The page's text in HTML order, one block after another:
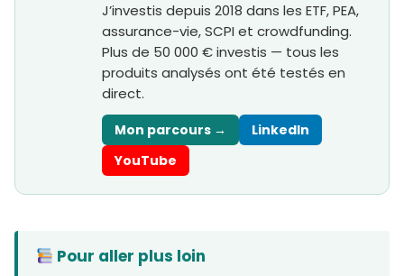
J’investis depuis 2018 dans les ETF, PEA,
assurance-vie, SCPI et crowdfunding.
Plus de 50 000 € investis — tous les
produits analysés ont été testés en
direct.
Mon parcours →
LinkedIn
YouTube
Pour aller plus loin